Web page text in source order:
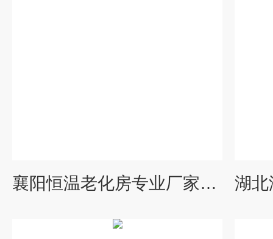
襄阳恒温老化房专业厂家提供方案